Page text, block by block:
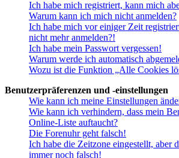
Ich habe mich registriert, kann mich
Warum kann ich mich nicht anmelden?
Ich habe mich vor einiger Zeit
nicht mehr anmelden?!
Ich habe mein Passwort vergessen!
Warum werde ich automatisch
Wozu ist die Funktion „Alle Cookies
Benutzerpräferenzen und -einstellungen
Wie kann ich meine Einstellungen
Wie kann ich verhindern, dass mein
Online-Liste auftaucht?
Die Forenuhr geht falsch!
Ich habe die Zeitzone eingestellt, aber
immer noch falsch!